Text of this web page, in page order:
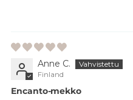
Anne C.
Finland
Encanto-mekko